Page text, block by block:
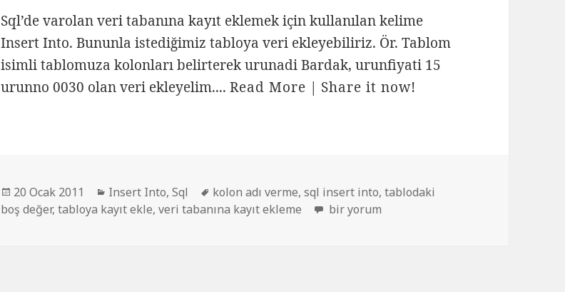
Sql’de varolan veri tabanına kayıt eklemek için kullanılan kelime
Insert Into. Bununla istediğimiz tabloya veri ekleyebiliriz. Ör. Tablom
isimli tablomuza kolonları belirterek urunadi Bardak, urunfiyati 15
urunno 0030 olan veri ekleyelim....Read More | Share it now!
Yayın
tarihi
20 Ocak 2011 Kategoriler
Insert Into,Sql Etiketler
kolon adı verme,sql insert into,tablodaki
boş değer,tabloya kayıt ekle,veri tabanına kayıt ekleme Veri tabanına kayıt ekleme Insert Into için
bir yorum